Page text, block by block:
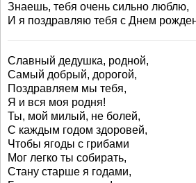
Знаешь, тебя очень сильно люблю,
И я поздравляю тебя с Днем
Славный дедушка, родной,
Самый добрый, дорогой,
Поздравляем мы тебя,
Я и вся моя родня!
Ты, мой милый, не болей,
С каждым годом здоровей,
Чтобы ягоды с грибами
Мог легко ты собирать,
Стану старше я годами,